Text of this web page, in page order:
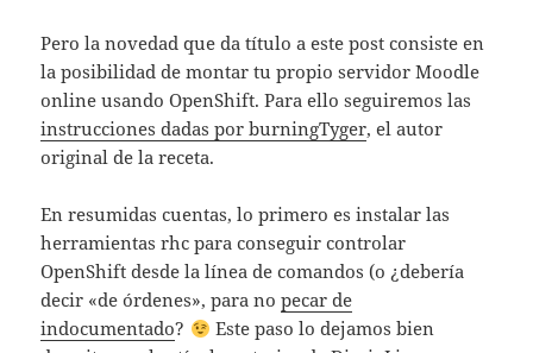
Pero la novedad que da título a este post consiste en
la posibilidad de montar tu propio servidor Moodle
online usando OpenShift. Para ello seguiremos las
instrucciones dadas por burningTyger, el autor
original de la receta.
En resumidas cuentas, lo primero es instalar las
herramientas rhc para conseguir controlar
OpenShift desde la línea de comandos (o ¿debería
decir «de órdenes», para nopecar de
indocumentado?
Este paso lo dejamos bien